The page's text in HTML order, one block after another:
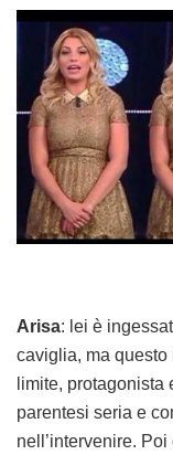
Arisa: lei è
caviglia, ma
limite, protagonista
parentesi seria e
nell’intervenire.